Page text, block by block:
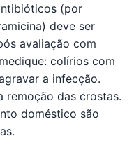
(por
deve ser
avaliação com
colírios com
a infecção.
remoção das crostas.
doméstico são